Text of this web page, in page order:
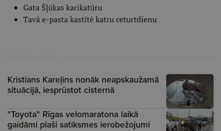
Gata Šļūkas karikatūru
Tavā e-pasta kastītē katru ceturtdienu
Kristians Kareļins nonāk neapskaužamā
situācijā, iesprūstot cisternā
"Toyota" Rīgas velomaratona laikā
gaidāmi plaši satiksmes ierobežojumi